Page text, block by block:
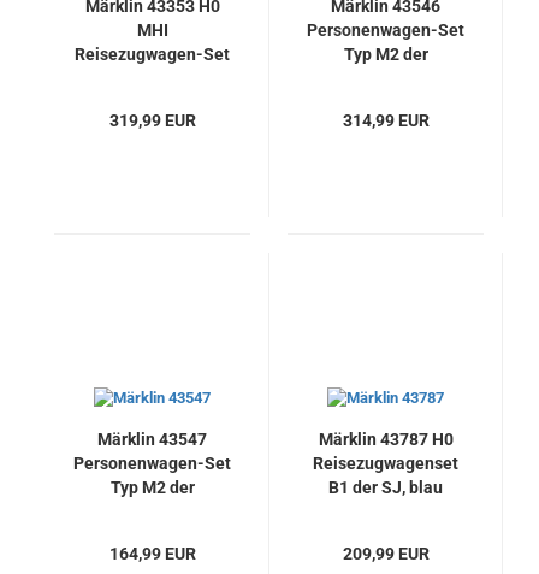
Märklin 43353 H0
MHI
Reisezugwagen-Set
319,99 EUR
Märklin 43546
Personenwagen-Set
Typ M2 der
Innenbeleuchtung
314,99 EUR
Märklin 43547
Personenwagen-Set
Typ M2 der
Innenbeleuchtung,
164,99 EUR
Märklin 43787 H0
Reisezugwagenset
B1 der SJ, blau
209,99 EUR